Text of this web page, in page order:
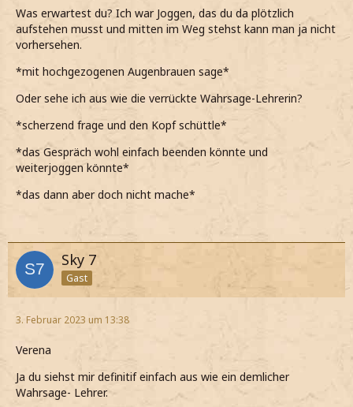
Was erwartest du? Ich war Joggen, das du da plötzlich
aufstehen musst und mitten im Weg stehst kann man ja nicht
vorhersehen.
*mit hochgezogenen Augenbrauen sage*
Oder sehe ich aus wie die verrückte Wahrsage-Lehrerin?
*scherzend frage und den Kopf schüttle*
*das Gespräch wohl einfach beenden könnte und
weiterjoggen könnte*
*das dann aber doch nicht mache*
Sky 7
Gast
3. Februar 2023 um 13:38
Verena
Ja du siehst mir definitif einfach aus wie ein demlicher
Wahrsage- Lehrer.